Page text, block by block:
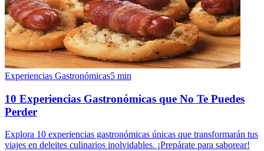
Experiencias Gastronómicas5 min
10 Experiencias Gastronómicas que No Te Puedes
Perder
Explora 10 experiencias gastronómicas únicas que transformarán tus
viajes en deleites culinarios inolvidables. ¡Prepárate para saborear!